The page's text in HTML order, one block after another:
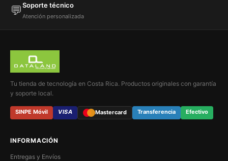
💬Soporte técnico
Atención personalizada
Tu tienda de tecnología en Costa Rica. Productos originales con garantía
y soporte local.
SINPE Móvil VISA Mastercard Transferencia Efectivo
INFORMACIÓN
Entregas y Envíos